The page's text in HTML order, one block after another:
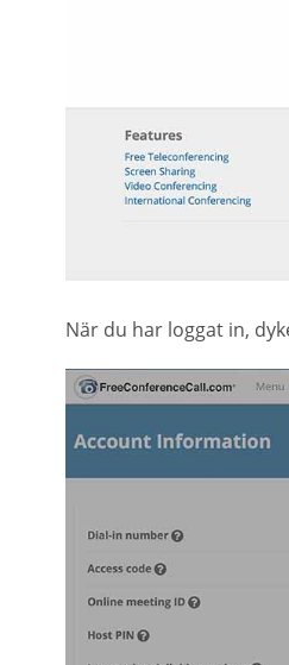
När du har loggat in,